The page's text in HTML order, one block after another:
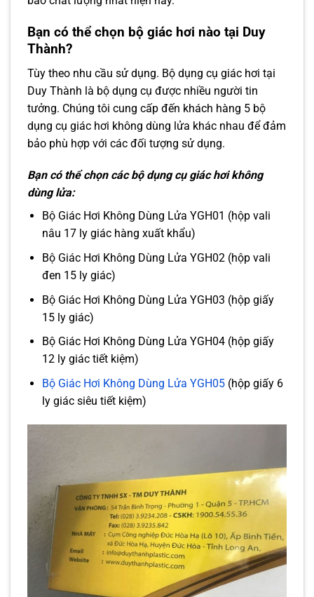
Bạn có thể chọn bộ giác hơi nào tại Duy
Thành?
Tùy theo nhu cầu sử dụng. Bộ dụng cụ giác hơi tại
Duy Thành là bộ dụng cụ được nhiều người tin
tưởng. Chúng tôi cung cấp đến khách hàng 5 bộ
dụng cụ giác hơi không dùng lửa khác nhau để đảm
bảo phù hợp với các đối tượng sử dụng.
Bạn có thể chọn các bộ dụng cụ giác hơi không
dùng lửa:
Bộ Giác Hơi Không Dùng Lửa YGH01 (hộp vali
nâu 17 ly giác hàng xuất khẩu)
Bộ Giác Hơi Không Dùng Lửa YGH02 (hộp vali
đen 15 ly giác)
Bộ Giác Hơi Không Dùng Lửa YGH03 (hộp giấy
15 ly giác)
Bộ Giác Hơi Không Dùng Lửa YGH04 (hộp giấy
12 ly giác tiết kiệm)
Bộ Giác Hơi Không Dùng Lửa YGH05(hộp giấy 6
ly giác siêu tiết kiệm)